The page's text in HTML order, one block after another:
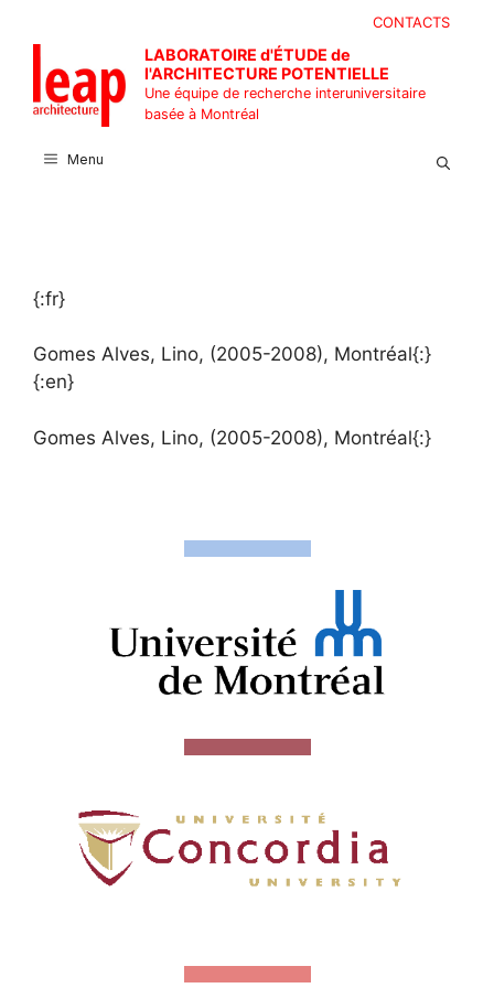
contenu
CONTACTS
LABORATOIRE d'ÉTUDE de
l'ARCHITECTURE POTENTIELLE
Une équipe de recherche interuniversitaire
basée à Montréal
Menu
{:fr}
Gomes Alves, Lino, (2005-2008), Montréal{:}
{:en}
Gomes Alves, Lino, (2005-2008), Montréal{:}